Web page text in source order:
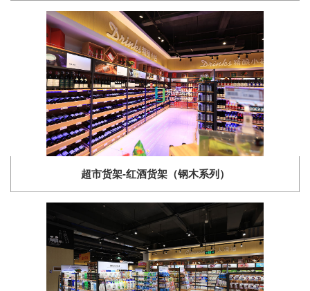
超市货架-红酒货架（钢木系列）